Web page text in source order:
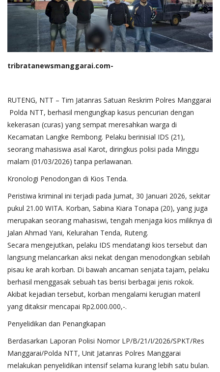
tribratanewsmanggarai.com-
RUTENG, NTT – Tim Jatanras Satuan Reskrim Polres Manggarai
Polda NTT, berhasil mengungkap kasus pencurian dengan
kekerasan (curas) yang sempat meresahkan warga di
Kecamatan Langke Rembong. Pelaku berinisial IDS (21),
seorang mahasiswa asal Karot, diringkus polisi pada Minggu
malam (01/03/2026) tanpa perlawanan.
Kronologi Penodongan di Kios Tenda.
Peristiwa kriminal ini terjadi pada Jumat, 30 Januari 2026, sekitar
pukul 21.00 WITA. Korban, Sabina Kiara Tonapa (20), yang juga
merupakan seorang mahasiswi, tengah menjaga kios miliknya di
Jalan Ahmad Yani, Kelurahan Tenda, Ruteng.
Secara mengejutkan, pelaku IDS mendatangi kios tersebut dan
langsung melancarkan aksi nekat dengan menodongkan sebilah
pisau ke arah korban. Di bawah ancaman senjata tajam, pelaku
berhasil menggasak sebuah tas berisi berbagai jenis rokok.
Akibat kejadian tersebut, korban mengalami kerugian materil
yang ditaksir mencapai Rp2.000.000,-.
Penyelidikan dan Penangkapan
Berdasarkan Laporan Polisi Nomor LP/B/21/I/2026/SPKT/Res
Manggarai/Polda NTT, Unit Jatanras Polres Manggarai
melakukan penyelidikan intensif selama kurang lebih satu bulan.